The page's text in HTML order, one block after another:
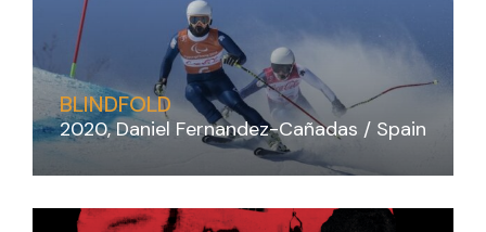
BLINDFOLD
2020 Daniel Fernandez-Cañadas Spain